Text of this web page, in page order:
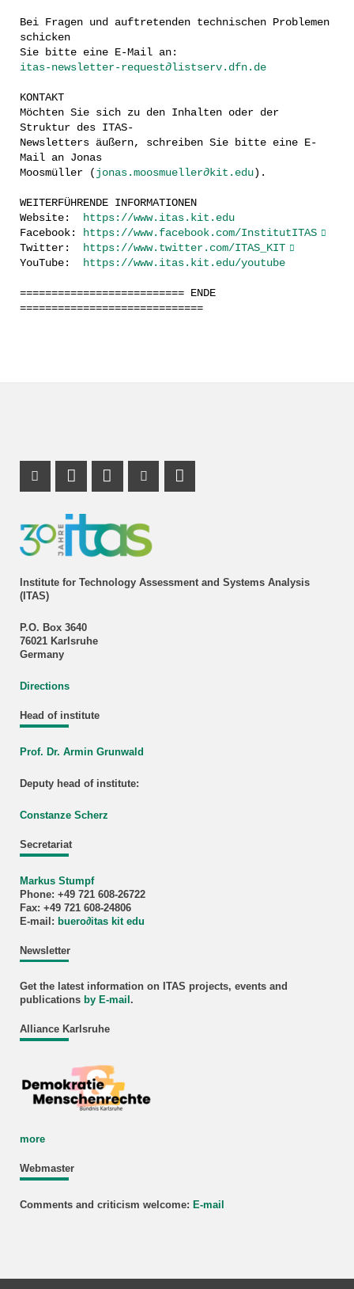
Bei Fragen und auftretenden technischen Problemen
schicken
Sie bitte eine E-Mail an:
itas-newsletter-request∂listserv.dfn.de
KONTAKT
Möchten Sie sich zu den Inhalten oder der
Struktur des ITAS-
Newsletters äußern, schreiben Sie bitte eine E-
Mail an Jonas
Moosmüller (jonas.moosmueller∂kit.edu).
WEITERFÜHRENDE INFORMATIONEN
Website: https://www.itas.kit.edu
Facebook: https://www.facebook.com/InstitutITAS
Twitter: https://www.twitter.com/ITAS_KIT
YouTube: https://www.itas.kit.edu/youtube
========================== ENDE
=============================
Institute for Technology Assessment and Systems Analysis
(ITAS)
P.O. Box 3640
76021 Karlsruhe
Germany
Directions
Head of institute
Prof. Dr. Armin Grunwald
Deputy head of institute:
Constanze Scherz
Secretariat
Markus Stumpf
Phone: +49 721 608-26722
Fax: +49 721 608-24806
E-mail: buero∂itas kit edu
Newsletter
Get the latest information on ITAS projects, events and
publications by E-mail .
Alliance Karlsruhe
more
Webmaster
Comments and criticism welcome: E-mail
Instagram Profile
LinkedIn Profile
Youtube Profile